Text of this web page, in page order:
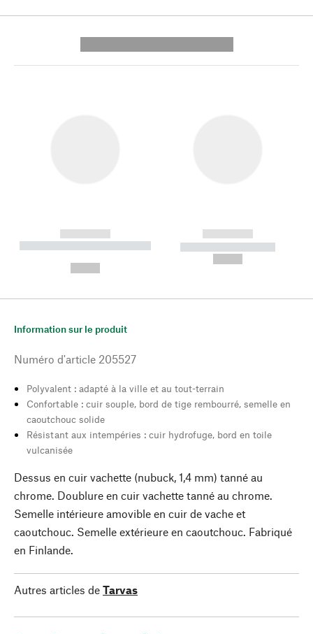
------------
----------- ----------- --------
------------
----------- -----------
Information sur le produit
Numéro d'article 205527
Polyvalent : adapté à la ville et au tout-terrain
Confortable : cuir souple, bord de tige rembourré, semelle en
caoutchouc solide
Résistant aux intempéries : cuir hydrofuge, bord en toile
vulcanisée
Dessus en cuir vachette (nubuck, 1,4 mm) tanné au
chrome. Doublure en cuir vachette tanné au chrome.
Semelle intérieure amovible en cuir de vache et
caoutchouc. Semelle extérieure en caoutchouc. Fabriqué
en Finlande.
Autres articles de Tarvas